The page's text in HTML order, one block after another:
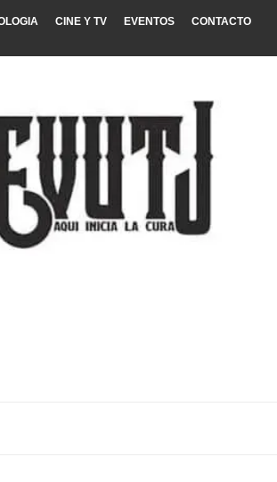
CINE Y TV EVENTOS CONTACTO